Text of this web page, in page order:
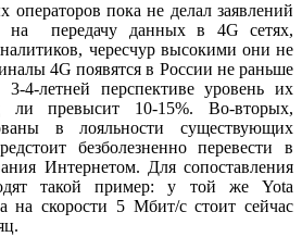
пока не делал заявлений
на передачу данных в 4G сетях,
чересчур высокими они не
4G появятся в России не раньше
4-летней перспективе уровень их
ли превысит 10-15%. Во-вторых,
в лояльности существующих
безболезненно перевести в
Интернетом. Для сопоставления
такой пример: у той же Yota
на скорости 5 Мбит/с стоит сейчас